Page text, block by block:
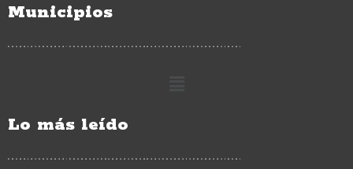
Municipios
Lo más leído